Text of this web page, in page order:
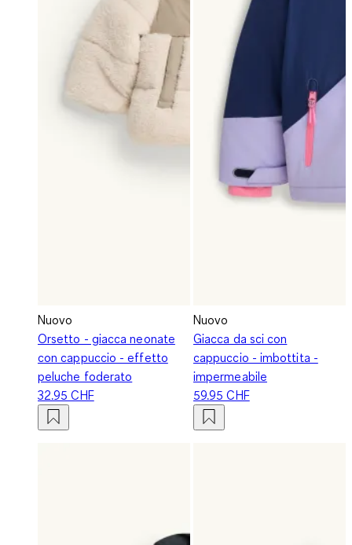
Nuovo
Orsetto - giacca neonate
con cappuccio - effetto
peluche foderato
32.95 CHF
Nuovo
Giacca da sci con
cappuccio - imbottita -
impermeabile
59.95 CHF